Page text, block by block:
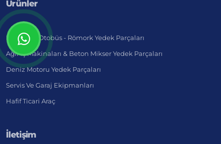
Ürünler
Kamyon - Otobüs - Römork Yedek Parçaları
Ağır İş Makinaları & Beton Mikser Yedek Parçaları
Deniz Motoru Yedek Parçaları
Servis Ve Garaj Ekipmanları
Hafif Ticari Araç
İletişim